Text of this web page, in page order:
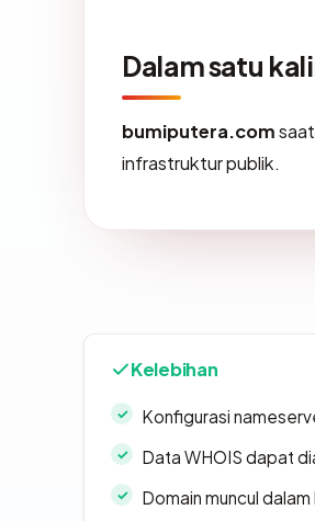
Dalam satu
bumiputera.com
infrastruktur publik.
Kelebihan
Konfigurasi
Data WHOIS dapat
Domain muncul